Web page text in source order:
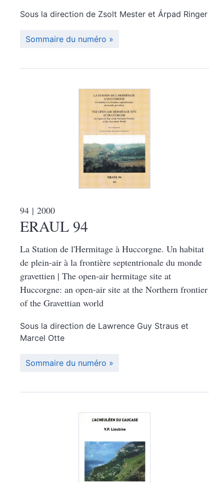
Sous la direction de Zsolt Mester et Árpad Ringer
Sommaire du numéro
94 | 2000
ERAUL 94
La Station de l'Hermitage à Huccorgne. Un habitat
de plein-air à la frontière septentrionale du monde
gravettien | The open-air hermitage site at
Huccorgne: an open-air site at the Northern frontier
of the Gravettian world
Sous la direction de Lawrence Guy Straus et
Marcel Otte
Sommaire du numéro